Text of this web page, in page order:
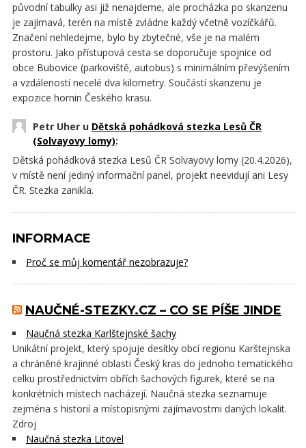
původní tabulky asi již nenajdeme, ale procházka po skanzenu
je zajímavá, terén na místě zvládne každý včetně vozíčkářů.
Značení nehledejme, bylo by zbytečné, vše je na malém
prostoru. Jako přístupová cesta se doporučuje spojnice od
obce Bubovice (parkoviště, autobus) s minimálním převýšením
a vzdáleností necelé dva kilometry. Součástí skanzenu je
expozice hornin Českého krasu.
Petr Uher u Dětská pohádková stezka Lesů ČR
(Solvayovy lomy):
Dětská pohádková stezka Lesů ČR Solvayovy lomy (20.4.2026),
v místě není jediný informační panel, projekt neevidují ani Lesy
ČR. Stezka zanikla.
INFORMACE
Proč se můj komentář nezobrazuje?
NAUČNÉ-STEZKY.CZ – CO SE PÍŠE JINDE
Naučná stezka Karlštejnské šachy
Unikátní projekt, který spojuje desítky obcí regionu Karštejnska
a chráněné krajinné oblasti Český kras do jednoho tematického
celku prostřednictvím obřích šachových figurek, které se na
konkrétních místech nacházejí. Naučná stezka seznamuje
zejména s historií a místopisnými zajímavostmi daných lokalit.
Zdroj
Naučná stezka Litovel